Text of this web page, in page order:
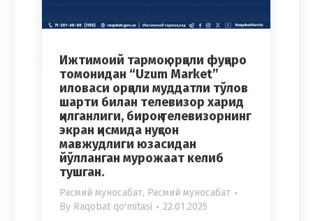
Ижтимоий тармоқ орқали фуқаро
томонидан “Uzum Market”
иловаси орқали муддатли тўлов
шарти билан телевизор харид
қилганлиги, бироқ телевизорнинг
экран қисмида нуқсон
мавжудлиги юзасидан
йўлланган мурожаат келиб
тушган.
Расмий муносабат, Расмий муносабат
By Raqobat qo'mitasi 22.01.2025